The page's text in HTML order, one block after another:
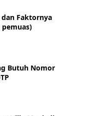
Faktornya
Butuh Nomor